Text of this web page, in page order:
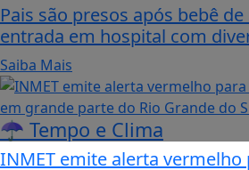
Pais são presos após bebê
entrada em hospital com
Saiba Mais
☂️ Tempo e Clima
INMET emite alerta vermelho